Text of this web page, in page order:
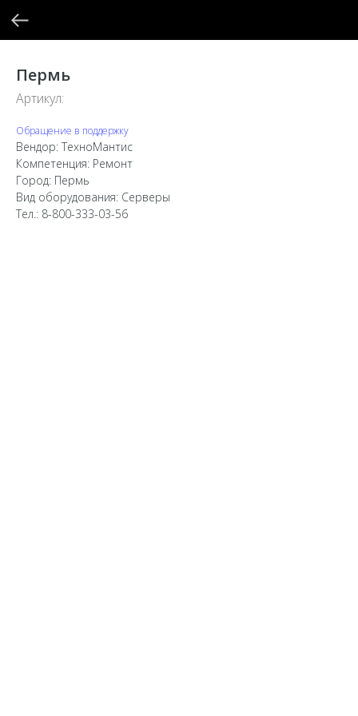
Пермь
Артикул:
Обращение в поддержку
Вендор: ТехноМантис
Компетенция: Ремонт
Город: Пермь
Вид оборудования: Серверы
Тел.: 8-800-333-03-56